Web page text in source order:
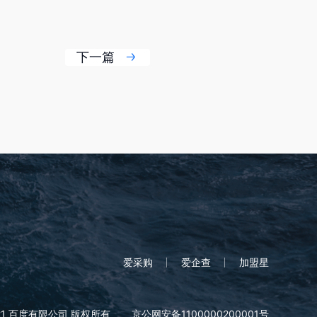
下一篇
爱采购 爱企查 加盟星
百度有限公司 版权所有 京公网安备1100000200001号